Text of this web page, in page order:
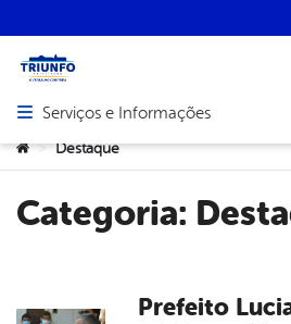
Abrir menu principal de navegação
Serviços e Informações
Você está aqui:
> Destaque
Categoria:
Prefeito